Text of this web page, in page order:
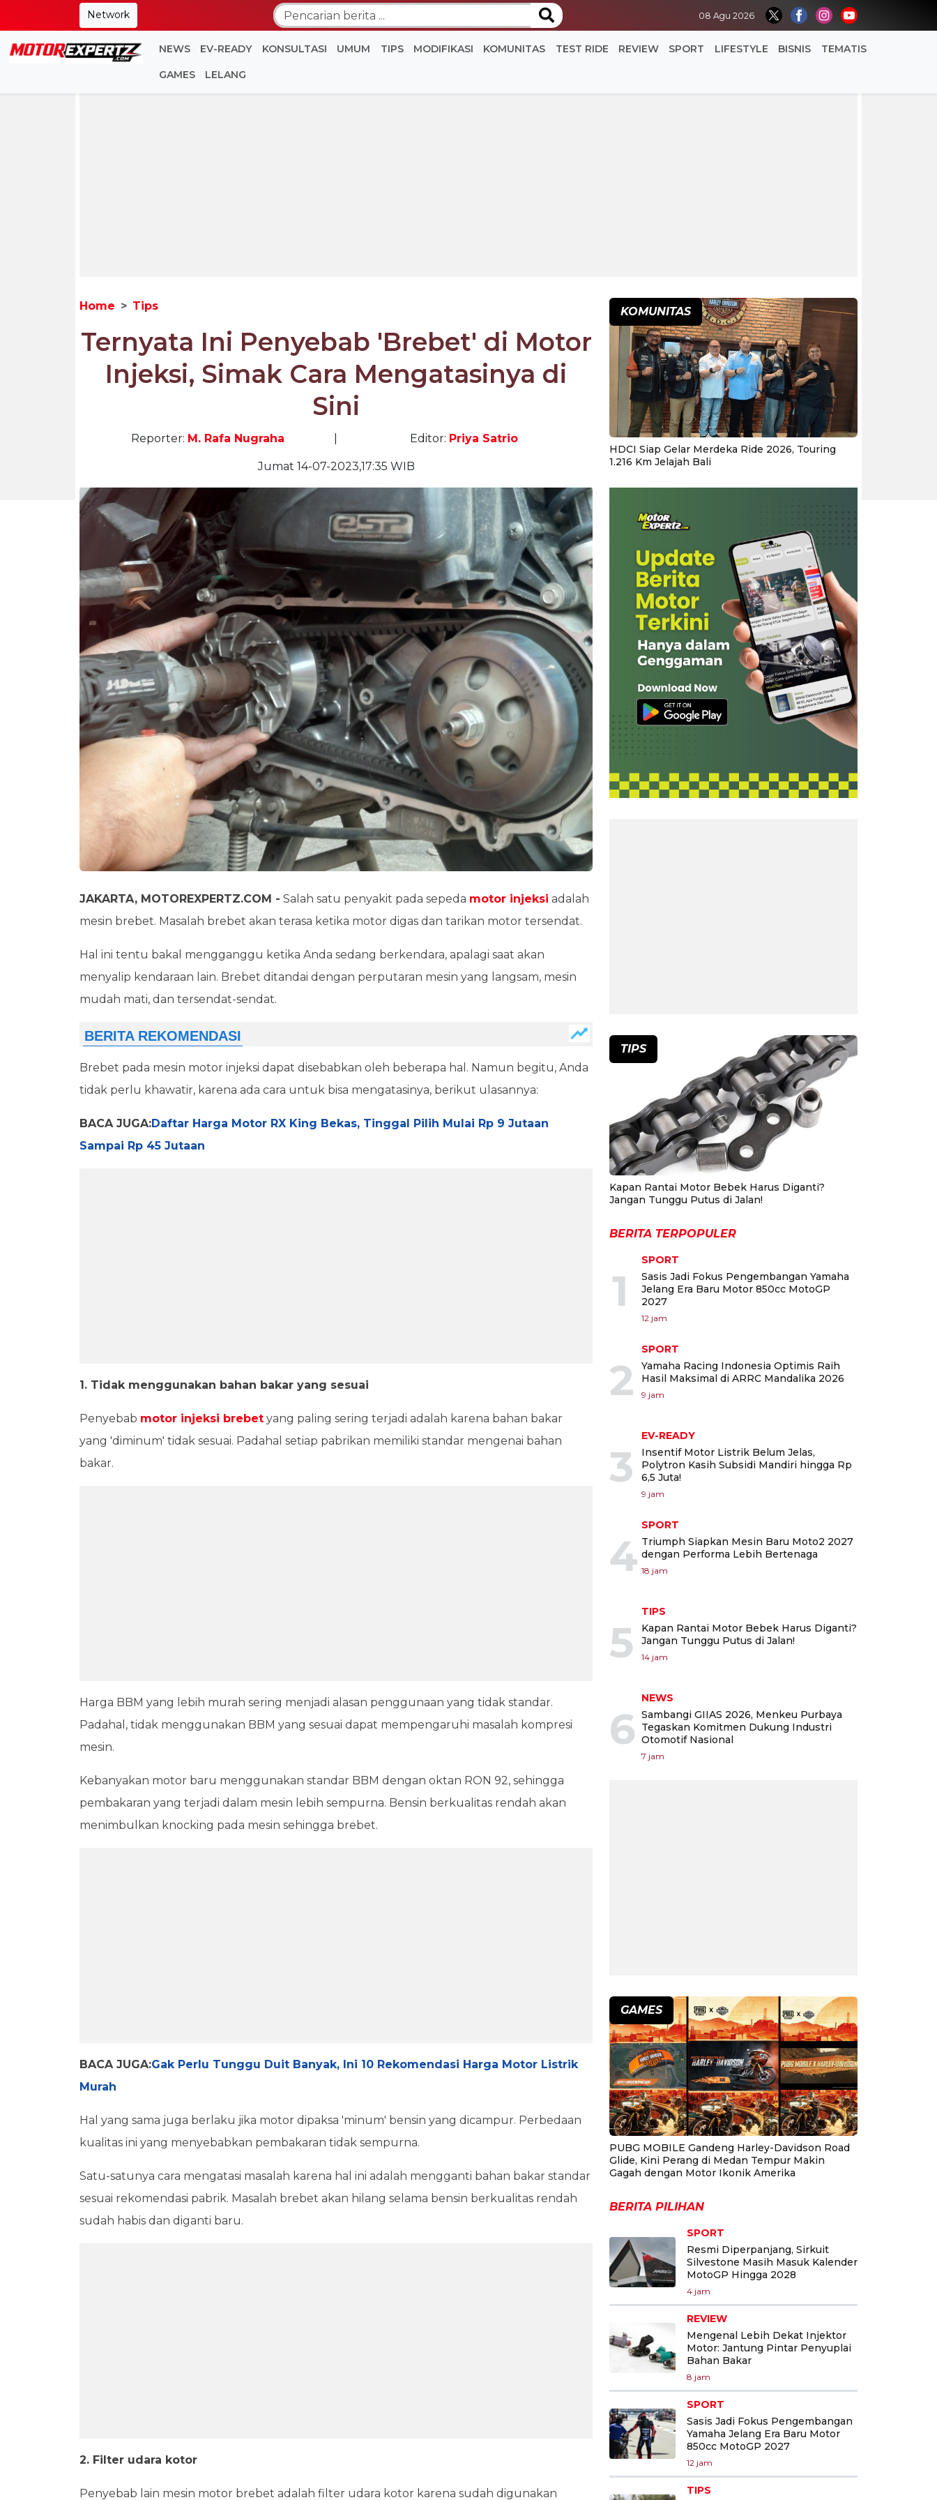
Network 08 Agu 2026
NEWS EV-READY KONSULTASI UMUM TIPS MODIFIKASI KOMUNITAS TEST RIDE REVIEW SPORT LIFESTYLE BISNIS TEMATIS
GAMES LELANG
Home Tips
Ternyata Ini Penyebab 'Brebet' di Motor
Injeksi, Simak Cara Mengatasinya di
Sini
Reporter: M. Rafa Nugraha Editor: Priya Satrio
Jumat 14-07-2023,17:35 WIB
JAKARTA, MOTOREXPERTZ.COM - Salah satu penyakit pada sepeda motor injeksi adalah
mesin brebet. Masalah brebet akan terasa ketika motor digas dan tarikan motor tersendat.
Hal ini tentu bakal mengganggu ketika Anda sedang berkendara, apalagi saat akan
menyalip kendaraan lain. Brebet ditandai dengan perputaran mesin yang langsam, mesin
mudah mati, dan tersendat-sendat.
Brebet pada mesin motor injeksi dapat disebabkan oleh beberapa hal. Namun begitu, Anda
tidak perlu khawatir, karena ada cara untuk bisa mengatasinya, berikut ulasannya:
BACA JUGA:Daftar Harga Motor RX King Bekas, Tinggal Pilih Mulai Rp 9 Jutaan
Sampai Rp 45 Jutaan
1. Tidak menggunakan bahan bakar yang sesuai
Penyebab motor injeksi brebet yang paling sering terjadi adalah karena bahan bakar
yang 'diminum' tidak sesuai. Padahal setiap pabrikan memiliki standar mengenai bahan
bakar.
Harga BBM yang lebih murah sering menjadi alasan penggunaan yang tidak standar.
Padahal, tidak menggunakan BBM yang sesuai dapat mempengaruhi masalah kompresi
mesin.
Kebanyakan motor baru menggunakan standar BBM dengan oktan RON 92, sehingga
pembakaran yang terjadi dalam mesin lebih sempurna. Bensin berkualitas rendah akan
menimbulkan knocking pada mesin sehingga brebet.
BACA JUGA:Gak Perlu Tunggu Duit Banyak, Ini 10 Rekomendasi Harga Motor Listrik
Murah
Hal yang sama juga berlaku jika motor dipaksa 'minum' bensin yang dicampur. Perbedaan
kualitas ini yang menyebabkan pembakaran tidak sempurna.
Satu-satunya cara mengatasi masalah karena hal ini adalah mengganti bahan bakar standar
sesuai rekomendasi pabrik. Masalah brebet akan hilang selama bensin berkualitas rendah
sudah habis dan diganti baru.
2. Filter udara kotor
Penyebab lain mesin motor brebet adalah filter udara kotor karena sudah digunakan
KOMUNITAS
HDCI Siap Gelar Merdeka Ride 2026, Touring
1.216 Km Jelajah Bali
TIPS
Kapan Rantai Motor Bebek Harus Diganti?
Jangan Tunggu Putus di Jalan!
BERITA TERPOPULER
1
SPORT
Sasis Jadi Fokus Pengembangan Yamaha
Jelang Era Baru Motor 850cc MotoGP
2027
12 jam
2
SPORT
Yamaha Racing Indonesia Optimis Raih
Hasil Maksimal di ARRC Mandalika 2026
9 jam
3
EV-READY
Insentif Motor Listrik Belum Jelas,
Polytron Kasih Subsidi Mandiri hingga Rp
6,5 Juta!
9 jam
4
SPORT
Triumph Siapkan Mesin Baru Moto2 2027
dengan Performa Lebih Bertenaga
18 jam
5
TIPS
Kapan Rantai Motor Bebek Harus Diganti?
Jangan Tunggu Putus di Jalan!
14 jam
6
NEWS
Sambangi GIIAS 2026, Menkeu Purbaya
Tegaskan Komitmen Dukung Industri
Otomotif Nasional
7 jam
GAMES
PUBG MOBILE Gandeng Harley-Davidson Road
Glide, Kini Perang di Medan Tempur Makin
Gagah dengan Motor Ikonik Amerika
BERITA PILIHAN
SPORT
Resmi Diperpanjang, Sirkuit
Silvestone Masih Masuk Kalender
MotoGP Hingga 2028
4 jam
REVIEW
Mengenal Lebih Dekat Injektor
Motor: Jantung Pintar Penyuplai
Bahan Bakar
8 jam
SPORT
Sasis Jadi Fokus Pengembangan
Yamaha Jelang Era Baru Motor
850cc MotoGP 2027
12 jam
TIPS